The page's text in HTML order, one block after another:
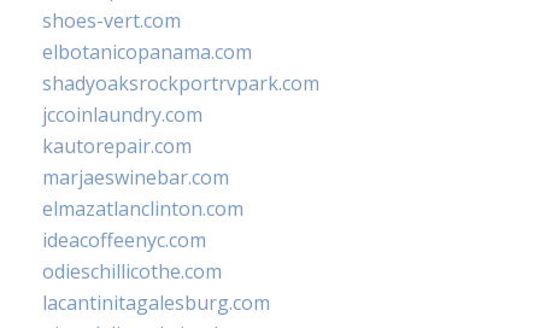
shoes-vert.com
elbotanicopanama.com
shadyoaksrockportrvpark.com
jccoinlaundry.com
kautorepair.com
marjaeswinebar.com
elmazatlanclinton.com
ideacoffeenyc.com
odieschillicothe.com
lacantinitagalesburg.com